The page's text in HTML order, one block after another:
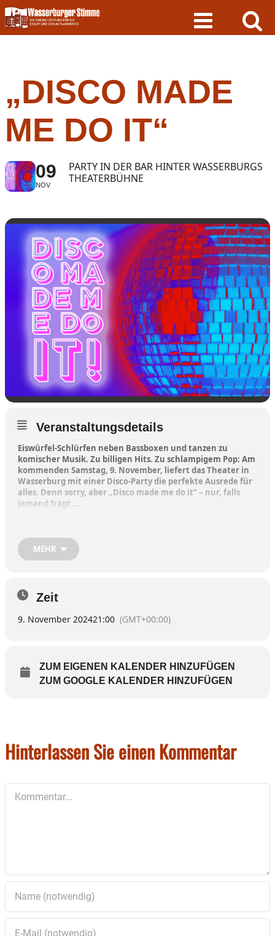
Skip
to
content
„DISCO MADE
ME DO IT“
09
NOV
PARTY IN DER BAR HINTER WASSERBURGS
THEATERBÜHNE
Veranstaltungsdetails
Eiswürfel-Schlürfen neben Bassboxen und tanzen zu
komischer Musik. Zu billigen Hits. Zu schlampigem Pop: Am
kommenden Samstag, 9. November, liefert das Theater in
Wasserburg mit einer Disco-Party die perfekte Ausrede für
alles. Denn sorry, aber „Disco made me do it“ – nur, falls
jemand fragt …
Ab 21 Uhr geht’s los in der „Hilde“ – das ist der Bar-Bereich hinter
der Tribüne im Wasserburger Theater. Und auch da tritt Regisseur
und Schauspieler Nik Mayr in Aktion: Diesmal als DJ.
Tanzveranstaltungen noch Namen trugen wie
MEHR
Zeit
9. November 202421:00 (GMT+00:00)
ZUM EIGENEN KALENDER HINZUFÜGEN
ZUM GOOGLE KALENDER HINZUFÜGEN
Hinterlassen Sie einen Kommentar